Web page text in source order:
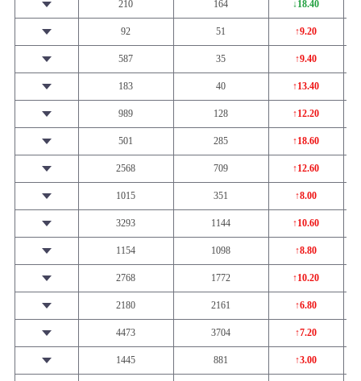
210 164 ↓18.40
92 51 ↑9.20
587 35 ↑9.40
183 40 ↑13.40
989 128 ↑12.20
501 285 ↑18.60
2568 709 ↑12.60
1015 351 ↑8.00
3293 1144 ↑10.60
1154 1098 ↑8.80
2768 1772 ↑10.20
2180 2161 ↑6.80
4473 3704 ↑7.20
1445 881 ↑3.00